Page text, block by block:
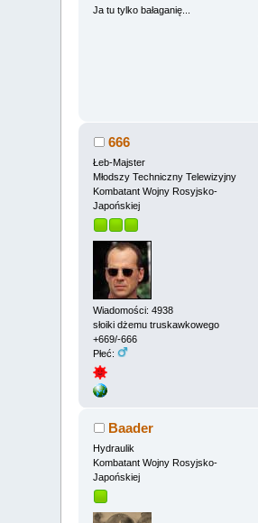
Ja tu tylko bałaganię...
666
Łeb-Majster
Młodszy Techniczny Telewizyjny
Kombatant Wojny Rosyjsko-
Japońskiej
Wiadomości: 4938
słoiki dżemu truskawkowego
+669/-666
Płeć:
Baader
Hydraulik
Kombatant Wojny Rosyjsko-
Japońskiej